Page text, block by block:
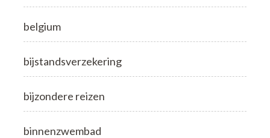
belgium
bijstandsverzekering
bijzondere reizen
binnenzwembad